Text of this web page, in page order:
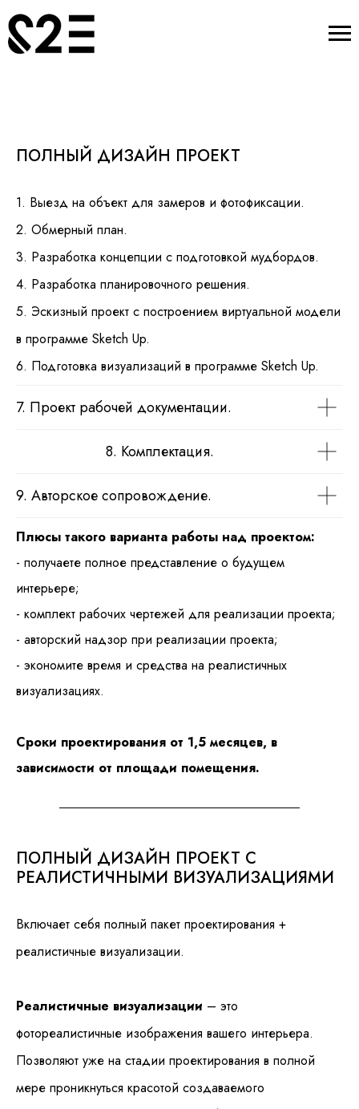
ПОЛНЫЙ ДИЗАЙН ПРОЕКТ
1. Выезд на объект для замеров и фотофиксации.
2. Обмерный план.
3. Разработка концепции с подготовкой мудбордов.
4. Разработка планировочного решения.
5. Эскизный проект с построением виртуальной модели
в программе Sketch Up.
6. Подготовка визуализаций в программе Sketch Up.
7. Проект рабочей документации.
8. Комплектация.
9. Авторское сопровождение.
Плюсы такого варианта работы над проектом:
- получаете полное представление о будущем
интерьере;
- комплект рабочих чертежей для реализации проекта;
- авторский надзор при реализации проекта;
- экономите время и средства на реалистичных
визуализациях.
Сроки проектирования от 1,5 месяцев, в
зависимости от площади помещения.
ПОЛНЫЙ ДИЗАЙН ПРОЕКТ С
РЕАЛИСТИЧНЫМИ ВИЗУАЛИЗАЦИЯМИ
Включает себя полный пакет проектирования +
реалистичные визуализации.
Реалистичные визуализации – это
фотореалистичные изображения вашего интерьера.
Позволяют уже на стадии проектирования в полной
мере проникнуться красотой создаваемого